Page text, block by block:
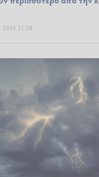
21:28